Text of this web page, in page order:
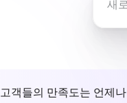
고객들의 만족도는 언제나